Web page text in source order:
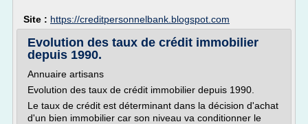
Site : https://creditpersonnelbank.blogspot.com
Evolution des taux de crédit immobilier
depuis 1990.
Annuaire artisans
Evolution des taux de crédit immobilier depuis 1990.
Le taux de crédit est déterminant dans la décision d'achat
d'un bien immobilier car son niveau va conditionner le